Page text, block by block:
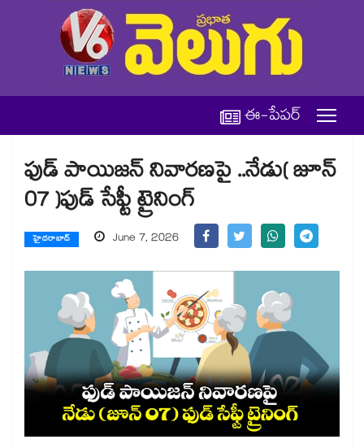
ఈ-పేపర్
ఫుడ్ పాయిజన్ నివారణపై ..నేడు( జూన్
07 )ఫుడ్ సేఫ్టీ ట్రైనింగ్
హైదరాబాద్ June 7, 2026